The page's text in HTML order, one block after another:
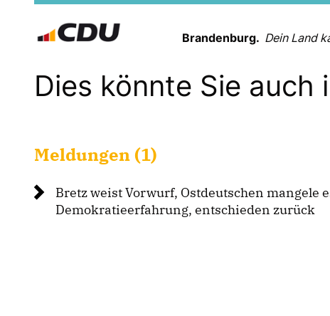
Brandenburg. Dein Land
Dies könnte Sie auch
Meldungen (1)
Bretz weist Vorwurf, Ostdeutschen mangele
Demokratieerfahrung, entschieden zurück